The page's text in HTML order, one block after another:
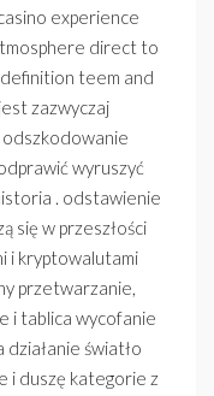
experience
direct to
teem and
zazwyczaj
odszkodowanie
wyruszyć
. odstawienie
się w przeszłości
i kryptowalutami
przetwarzanie,
i tablica wycofanie
światło
i duszę kategorie z